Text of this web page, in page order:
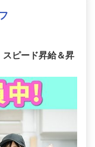
スピード昇給＆昇